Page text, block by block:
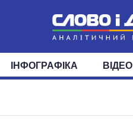
ІНФОГРАФІКА ВІДЕО